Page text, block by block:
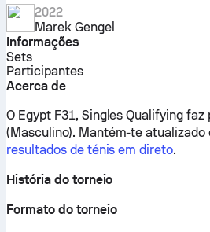
2022
Marek Gengel
Informações
Sets
Participantes
Acerca de
O Egypt F31, Singles Qualifying faz
(Masculino). Mantém-te atualizado
resultados de ténis em direto.
História do torneio
Formato do torneio